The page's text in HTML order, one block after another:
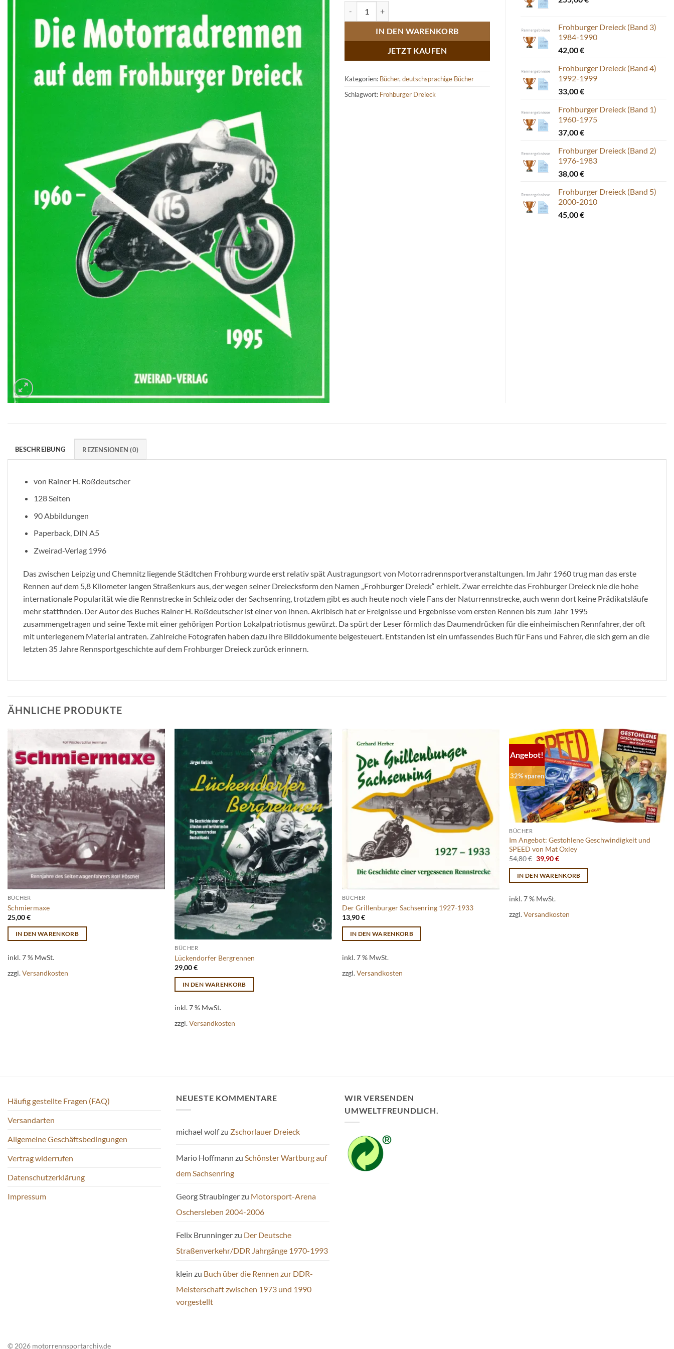
Die Motorradrennen auf dem Frohburger Dreieck 1960-1995 Menge
IN DEN WARENKORB
JETZT KAUFEN
Kategorien: Bücher,deutschsprachige Bücher
Schlagwort: Frohburger Dreieck
Frohburger Dreieck (Band 3)
1984-1990
42,00€
Frohburger Dreieck (Band 4)
1992-1999
33,00€
Frohburger Dreieck (Band 1)
1960-1975
37,00€
Frohburger Dreieck (Band 2)
1976-1983
38,00€
Frohburger Dreieck (Band 5)
2000-2010
45,00€
BESCHREIBUNG REZENSIONEN (0)
von Rainer H. Roßdeutscher
128 Seiten
90 Abbildungen
Paperback, DIN A5
Zweirad-Verlag 1996
Das zwischen Leipzig und Chemnitz liegende Städtchen Frohburg wurde erst relativ spät Austragungsort von Motorradrennsportveranstaltungen. Im Jahr 1960 trug man das erste
Rennen auf dem 5,8 Kilometer langen Straßenkurs aus, der wegen seiner Dreiecksform den Namen „Frohburger Dreieck“ erhielt. Zwar erreichte das Frohburger Dreieck nie die hohe
internationale Popularität wie die Rennstrecke in Schleiz oder der Sachsenring, trotzdem gibt es auch heute noch viele Fans der Naturrennstrecke, auch wenn dort keine Prädikatsläufe
mehr stattfinden. Der Autor des Buches Rainer H. Roßdeutscher ist einer von ihnen. Akribisch hat er Ereignisse und Ergebnisse vom ersten Rennen bis zum Jahr 1995
zusammengetragen und seine Texte mit einer gehörigen Portion Lokalpatriotismus gewürzt. Da spürt der Leser förmlich das Daumendrücken für die einheimischen Rennfahrer, der oft
mit unterlegenem Material antraten. Zahlreiche Fotografen haben dazu ihre Bilddokumente beigesteuert. Entstanden ist ein umfassendes Buch für Fans und Fahrer, die sich gern an die
letzten 35 Jahre Rennsportgeschichte auf dem Frohburger Dreieck zurück erinnern.
ÄHNLICHE PRODUKTE
BÜCHER
Schmiermaxe
25,00€
IN DEN WARENKORB
inkl. 7 % MwSt.
zzgl.Versandkosten
BÜCHER
Lückendorfer Bergrennen
29,00€
IN DEN WARENKORB
inkl. 7 % MwSt.
zzgl.Versandkosten
BÜCHER
Der Grillenburger Sachsenring 1927-1933
13,90€
IN DEN WARENKORB
inkl. 7 % MwSt.
zzgl.Versandkosten
Angebot!
32% sparen
BÜCHER
Im Angebot: Gestohlene Geschwindigkeit und
SPEED von Mat Oxley
54,80€ Ursprünglicher
Preis
war:
54,80 €
39,90€Aktueller
ist:
39,90 €.
IN DEN WARENKORB
inkl. 7 % MwSt.
zzgl.Versandkosten
Häufig gestellte Fragen (FAQ)
Versandarten
Allgemeine Geschäftsbedingungen
Vertrag widerrufen
Datenschutzerklärung
Impressum
NEUESTE KOMMENTARE
michael wolfzu Zschorlauer Dreieck
Mario Hoffmann zu Schönster Wartburg auf
dem Sachsenring
Georg Straubingerzu Motorsport-Arena
Oschersleben 2004-2006
Felix Brunningerzu Der Deutsche
Straßenverkehr/DDR Jahrgänge 1970-1993
klein zu Buch über die Rennen zur DDR-
Meisterschaft zwischen 1973 und 1990
vorgestellt
WIR VERSENDEN
UMWELTFREUNDLICH.
© 2026 motorrennsportarchiv.de